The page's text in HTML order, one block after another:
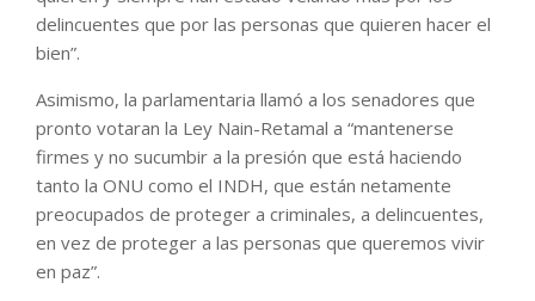
delincuentes que por las personas que quieren hacer el
bien”.
Asimismo, la parlamentaria llamó a los senadores que
pronto votaran la Ley Nain-Retamal a “mantenerse
firmes y no sucumbir a la presión que está haciendo
tanto la ONU como el INDH, que están netamente
preocupados de proteger a criminales, a delincuentes,
en vez de proteger a las personas que queremos vivir
en paz”.